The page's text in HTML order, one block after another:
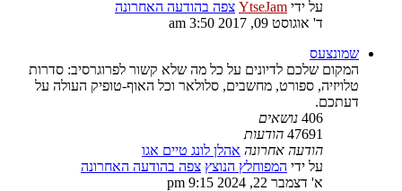
על ידי YtseJam צפה בהודעה האחרונה
ד' אוגוסט 09, 2017 3:50 am
שמונצעס
המקום שלכם לדיונים על כל מה שלא קשור לפרוגרסיב: סדרות
טלויזיה, ספורט, מחשבים, סלולאר וכל האוף-טופיק העולה על
דעתכם.
406 נושאים
47691 הודעות
הודעה אחרונה אהלן לונג טיים אגו
על ידי המפוחלץ הנוצץ צפה בהודעה האחרונה
א' דצמבר 22, 2024 9:15 pm